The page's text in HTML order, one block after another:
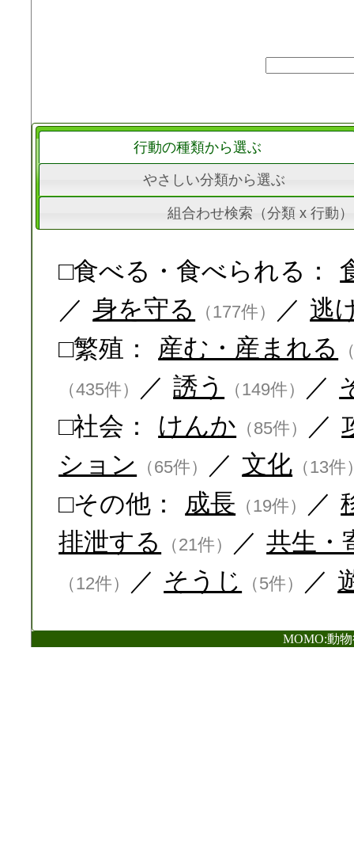
行動の種類から選ぶ
やさしい分類から選ぶ
組合わせ検索（分類 x 行動）
□食べる・食べられる：
／ 身を守る （177件） ／ 逃
□繁殖：
産む・産まれる
（435件）
／ 誘う （149件） ／
□社会：
けんか （85件） ／
ション
（65件） ／ 文化 （13件
□その他： 成長 （19件） ／
排泄する
（21件） ／ 共生・
（12件） ／ そうじ （5件） ／
MOMO:動